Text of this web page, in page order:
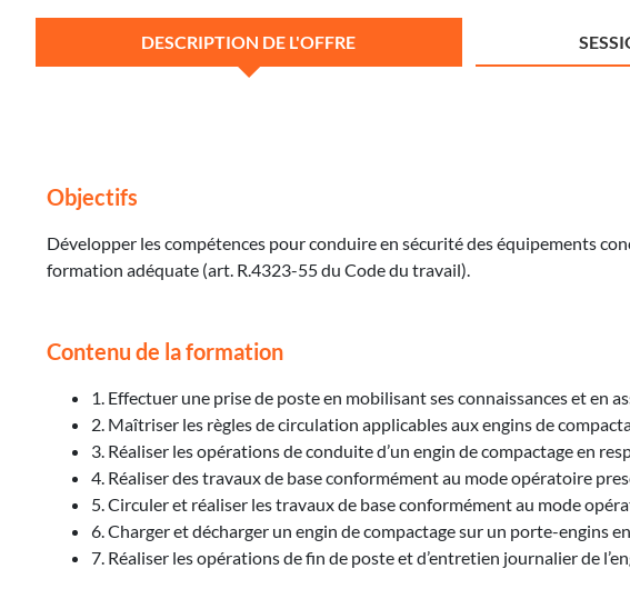
DESCRIPTION DE L'OFFRE
Objectifs
Développer les compétences pour conduire en sécurité des équipements
formation adéquate (art. R.4323-55 du Code du travail).
Contenu de la formation
1. Effectuer une prise de poste en mobilisant ses connaissances et en
2. Maîtriser les règles de circulation applicables aux engins de
3. Réaliser les opérations de conduite d’un engin de compactage en
4. Réaliser des travaux de base conformément au mode opératoire
5. Circuler et réaliser les travaux de base conformément au mode
6. Charger et décharger un engin de compactage sur un porte-engins
7. Réaliser les opérations de fin de poste et d’entretien journalier de